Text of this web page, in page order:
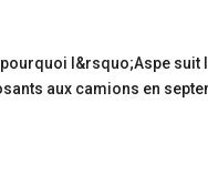
aux camions en